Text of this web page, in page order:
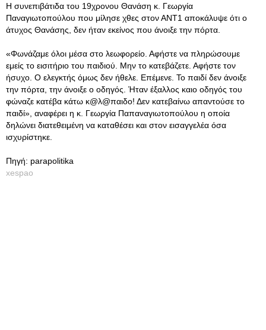
Η συνεπιβάτιδα του 19χρονου Θανάση κ. Γεωργία
Παναγιωτοπούλου που μίλησε χθες στον ΑΝΤ1 αποκάλυψε ότι ο
άτυχος Θανάσης, δεν ήταν εκείνος που άνοιξε την πόρτα.
«Φωνάζαμε όλοι μέσα στο λεωφορείο. Αφήστε να πληρώσουμε
εμείς το εισιτήριο του παιδιού. Μην το κατεβάζετε. Αφήστε τον
ήσυχο. Ο ελεγκτής όμως δεν ήθελε. Επέμενε. Το παιδί δεν άνοιξε
την πόρτα, την άνοιξε ο οδηγός. Ήταν έξαλλος καιο οδηγός του
φώναζε κατέβα κάτω κ@λ@παιδο! Δεν κατεβαίνω απαντούσε το
παιδί», αναφέρει η κ. Γεωργία Παπαναγιωτοπούλου η οποία
δηλώνει διατεθειμένη να καταθέσει και στον εισαγγελέα όσα
ισχυρίστηκε.
Πηγή: parapolitika
xespao